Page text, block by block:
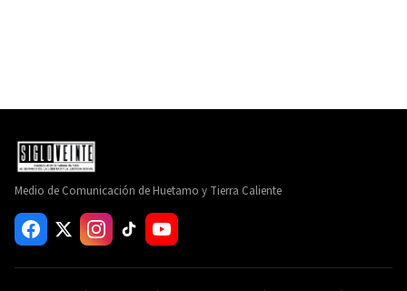
Medio de Comunicación de Huetamo y Tierra Caliente